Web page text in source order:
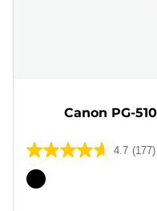
Canon PG-
4.7 (177)
4.7
van
Kleurencartridge